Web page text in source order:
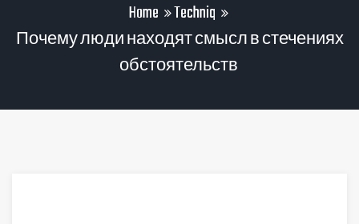
Home
Techniq
Почему люди находят смысл в стечениях
обстоятельств